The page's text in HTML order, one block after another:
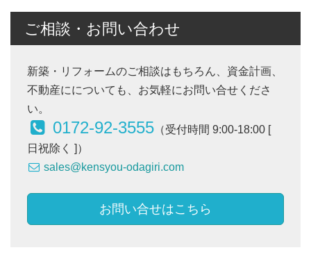
ご相談・お問い合わせ
新築・リフォームのご相談はもちろん、資金計画、
不動産にについても、お気軽にお問い合せくださ
い。
0172-92-3555 （受付時間 9:00-18:00 [
日祝除く ]）
sales@kensyou-odagiri.com
お問い合せはこちら